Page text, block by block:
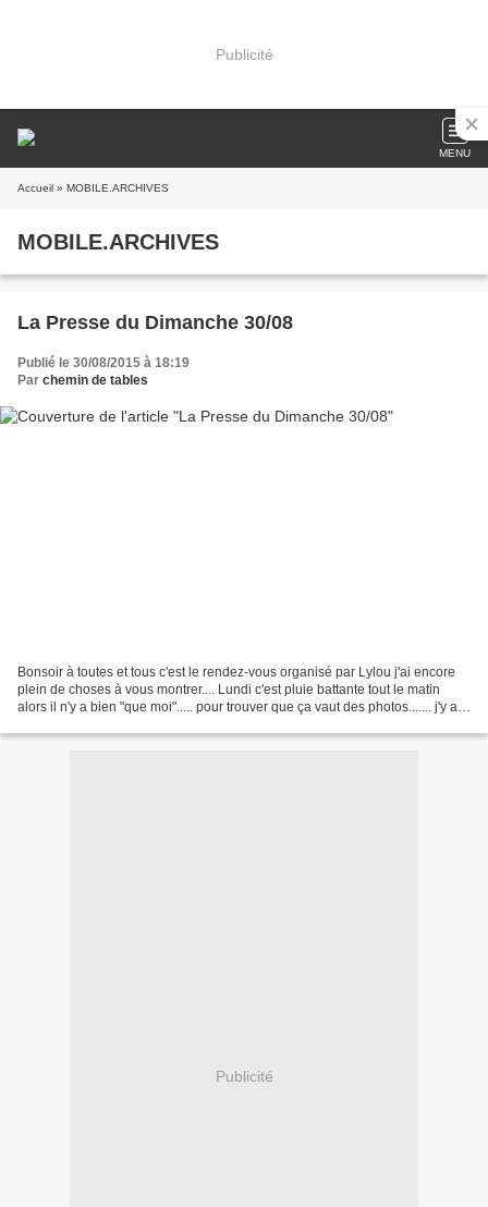
Publicité
MENU
Accueil » MOBILE.ARCHIVES
MOBILE.ARCHIVES
La Presse du Dimanche 30/08
Publié le 30/08/2015 à 18:19
Par chemin de tables
Bonsoir à toutes et tous c'est le rendez-vous organisé par Lylou j'ai encore
plein de choses à vous montrer.... Lundi c'est pluie battante tout le matin
alors il n'y a bien "que moi"..... pour trouver que ça vaut des photos....... j'y ai
Publicité